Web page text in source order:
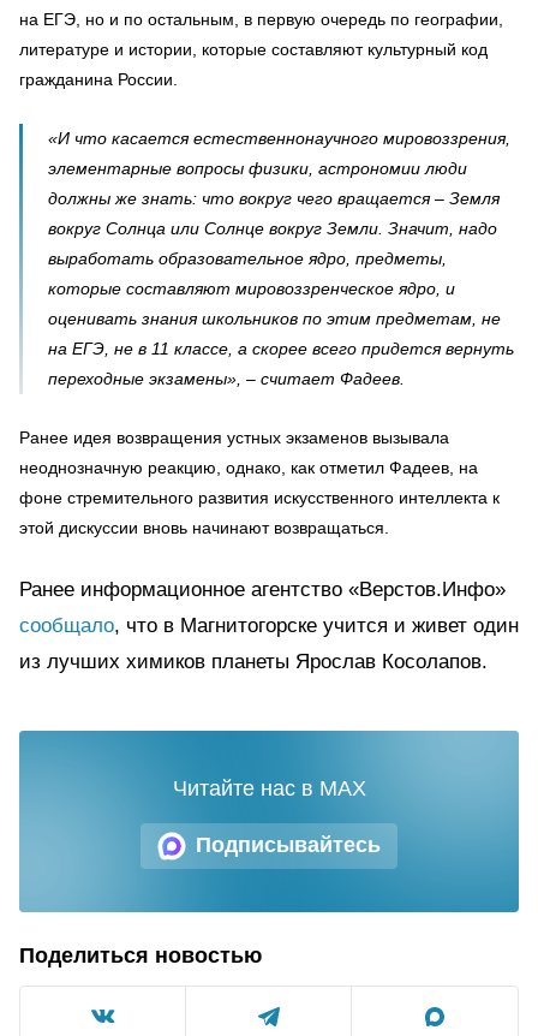
на ЕГЭ, но и по остальным, в первую очередь по географии,
литературе и истории, которые составляют культурный код
гражданина России.
«И что касается естественнонаучного мировоззрения,
элементарные вопросы физики, астрономии люди
должны же знать: что вокруг чего вращается – Земля
вокруг Солнца или Солнце вокруг Земли. Значит, надо
выработать образовательное ядро, предметы,
которые составляют мировоззренческое ядро, и
оценивать знания школьников по этим предметам, не
на ЕГЭ, не в 11 классе, а скорее всего придется вернуть
переходные экзамены», – считает Фадеев.
Ранее идея возвращения устных экзаменов вызывала
неоднозначную реакцию, однако, как отметил Фадеев, на
фоне стремительного развития искусственного интеллекта к
этой дискуссии вновь начинают возвращаться.
Ранее информационное агентство «Верстов.Инфо»
сообщало, что в Магнитогорске учится и живет один
из лучших химиков планеты Ярослав Косолапов.
Подписывайтесь
Читайте нас в MAX
Поделиться новостью